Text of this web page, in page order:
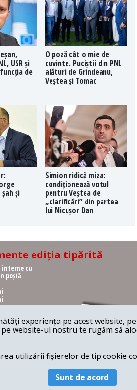
USR și
de
O poză cât o mie de
cuvinte. Puciștii din PNL
alături de Grindeanu,
Veștea și Tomac
și
Simion ridică miza:
condiționează votul
pentru Veștea de
„clarificări” din partea
lui Nicușor Dan
ediția tipărită
interne cu
poștă
interne cu
redacție
© 2026 Revista 22
experiența pe acest website,
website-ul nostru te rugăm să
utilizării fișierelor de tip cookie
Sunt de acord